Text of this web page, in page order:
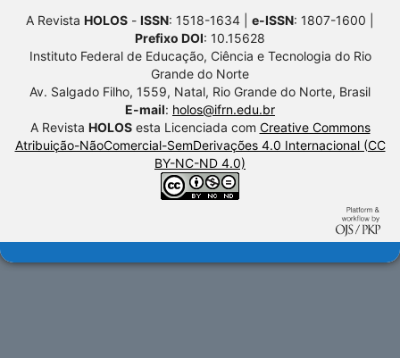
A Revista HOLOS - ISSN: 1518-1634 | e-ISSN: 1807-1600 |
Prefixo DOI: 10.15628
Instituto Federal de Educação, Ciência e Tecnologia do Rio
Grande do Norte
Av. Salgado Filho, 1559, Natal, Rio Grande do Norte, Brasil
E-mail: holos@ifrn.edu.br
A Revista HOLOSesta Licenciada com Creative Commons
Atribuição-NãoComercial-SemDerivações 4.0 Internacional (CC
BY-NC-ND 4.0)